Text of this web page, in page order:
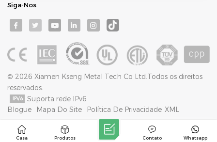
Siga-Nos
© 2026 Xiamen Kseng Metal Tech Co Ltd.Todos os direitos
reservados.
Suporta rede IPv6
Blogue
Mapa Do Site Política De Privacidade XML
Casa Produtos Whatsapp
Contato